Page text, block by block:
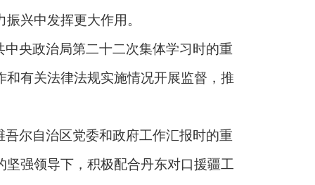
兴中发挥更大作用。
央政治局第二十二次集体学习时的重
有关法律法规实施情况开展监督，推
尔自治区党委和政府工作汇报时的重
强领导下，积极配合丹东对口援疆工